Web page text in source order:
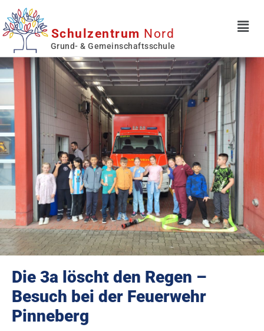
Schulzentrum Nord
Grund- & Gemeinschaftsschule
Die 3a löscht den Regen –
Besuch bei der Feuerwehr
Pinneberg